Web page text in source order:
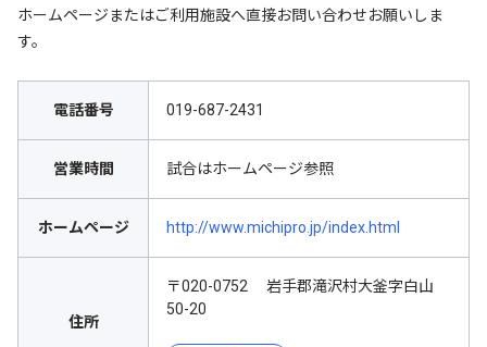
ホームページまたはご利用施設へ直接お問い合わせお願いしま
す。
電話番号 019-687-2431
営業時間 試合はホームページ参照
ホームページ http://www.michipro.jp/index.html
住所
〒020-0752 岩手郡滝沢村大釜字白山
50-20